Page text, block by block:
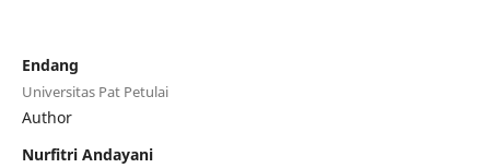
Endang
Universitas Pat Petulai
Author
Nurfitri Andayani